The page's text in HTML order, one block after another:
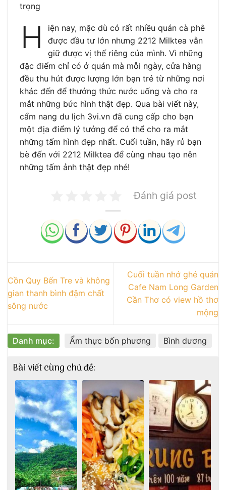
trọng
H
iện nay, mặc dù có rất nhiều quán cà phê
được đầu tư lớn nhưng 2212 Milktea vẫn
giữ được vị thế riêng của mình. Vì những
đặc điểm chỉ có ở quán mà mỗi ngày, cửa hàng
đều thu hút được lượng lớn bạn trẻ từ những nơi
khác đến để thưởng thức nước uống và cho ra
mắt những bức hình thật đẹp. Qua bài viết này,
cẩm nang du lịch 3vi.vn đã cung cấp cho bạn
một địa điểm lý tưởng để có thể cho ra mắt
những tấm hình đẹp nhất. Cuối tuần, hãy rủ bạn
bè đến với 2212 Milktea để cùng nhau tạo nên
những tấm ảnh thật đẹp nhé!
Đánh giá post
Cồn Quy Bến Tre và không
gian thanh bình đậm chất
sông nước
Cuối tuần nhớ ghé quán
Cafe Nam Long Garden
Cần Thơ có view hồ thơ
mộng
Danh mục: Ẩm thực bốn phương Bình dương
Bài viết cùng chủ đề: